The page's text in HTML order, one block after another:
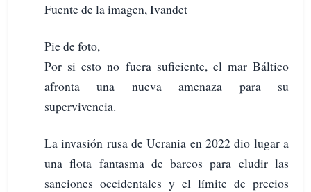
Fuente de la imagen, Ivandet
Pie de foto,
Por si esto no fuera suficiente, el mar Báltico
afronta una nueva amenaza para su
supervivencia.
La invasión rusa de Ucrania en 2022 dio lugar a
una flota fantasma de barcos para eludir las
sanciones occidentales y el límite de precios